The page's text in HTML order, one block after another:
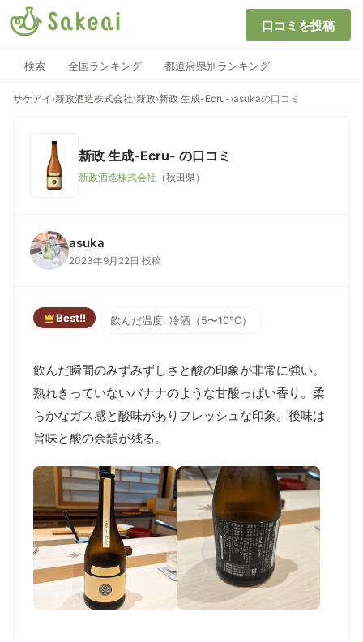
口コミを投稿
検索 全国ランキング 都道府県別ランキング
サケアイ ›新政酒造株式会社›新政›新政 生成-Ecru-›asukaの口コミ
新政 生成-Ecru- の口コミ
新政酒造株式会社 （秋田県）
asuka
2023年9月22日 投稿
Best!! 飲んだ温度: 冷酒（5〜10℃）
飲んだ瞬間のみずみずしさと酸の印象が非常に強い。
熟れきっていないバナナのような甘酸っぱい香り。柔
らかなガス感と酸味がありフレッシュな印象。後味は